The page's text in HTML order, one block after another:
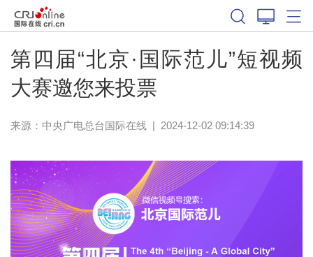
第四届“北京·国际范儿”短视频
大赛邀您来投票
来源：中央广电总台国际在线| 2024-12-02 09:14:39